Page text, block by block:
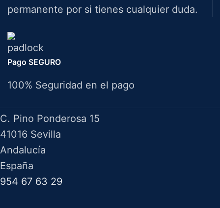
permanente por si tienes cualquier duda.
Pago SEGURO
100% Seguridad en el pago
C. Pino Ponderosa 15
41016 Sevilla
Andalucía
España
954 67 63 29